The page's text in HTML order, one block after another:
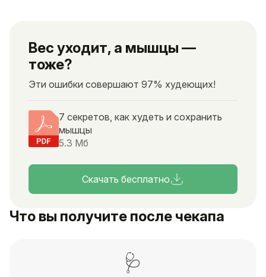
Что вы получите после чекапа
🩺
Вес уходит, а мышцы —
тоже?
Эти ошибки совершают 97% худеющих!
7 секретов, как худеть и сохранить
мышцы
5.3 Мб
Скачать бесплатно